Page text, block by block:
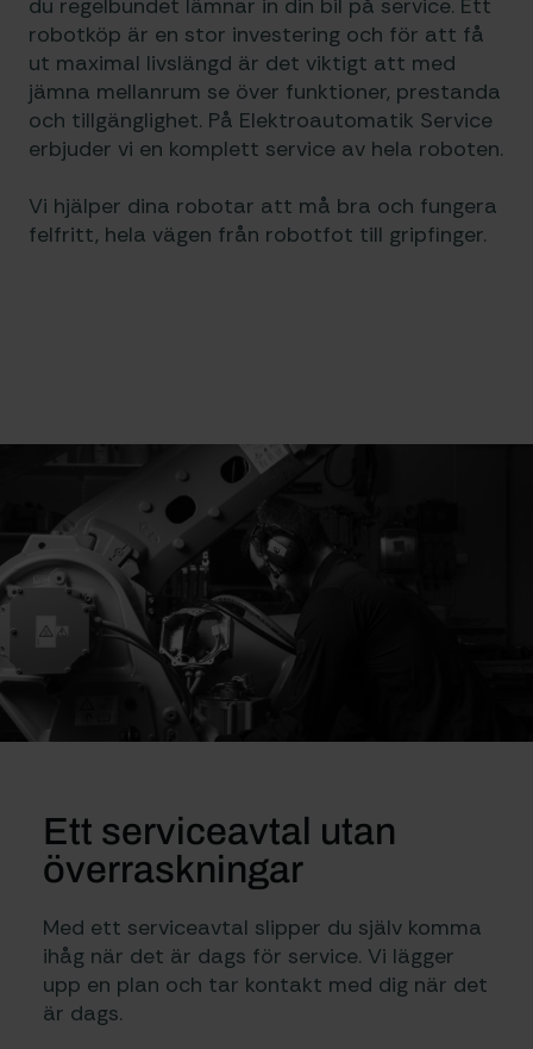
robotköp är en stor investering och för att få
ut maximal livslängd är det viktigt att med
jämna mellanrum se över funktioner, prestanda
och tillgänglighet. På Elektroautomatik Service
erbjuder vi en komplett service av hela roboten.
Vi hjälper dina robotar att må bra och fungera
felfritt, hela vägen från robotfot till gripfinger.
Ett serviceavtal utan
överraskningar
Med ett serviceavtal slipper du själv komma
ihåg när det är dags för service. Vi lägger
upp en plan och tar kontakt med dig när det
är dags.